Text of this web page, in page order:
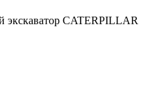
экскаватор CATERPILLAR